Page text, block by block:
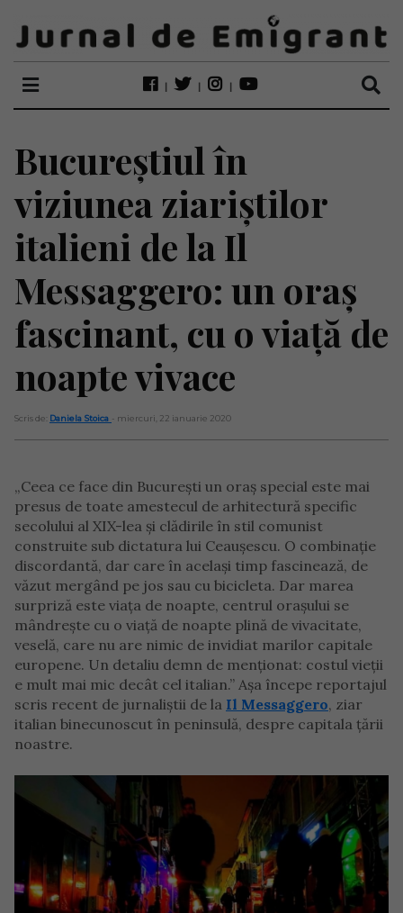
Bucureștiul în
viziunea ziariștilor
italieni de la Il
Messaggero: un oraș
fascinant, cu o viață de
noapte vivace
Scris de: Daniela Stoica - miercuri, 22 ianuarie 2020
„Ceea ce face din București un oraș special este mai
presus de toate amestecul de arhitectură specific
secolului al XIX-lea și clădirile în stil comunist
construite sub dictatura lui Ceaușescu. O combinație
discordantă, dar care în același timp fascinează, de
văzut mergând pe jos sau cu bicicleta. Dar marea
surpriză este viața de noapte, centrul orașului se
mândrește cu o viață de noapte plină de vivacitate,
veselă, care nu are nimic de invidiat marilor capitale
europene. Un detaliu demn de menționat: costul vieții
e mult mai mic decât cel italian.” Așa începe reportajul
scris recent de jurnaliștii de la Il Messaggero, ziar
italian binecunoscut în peninsulă, despre capitala țării
noastre.